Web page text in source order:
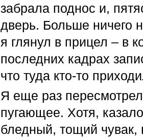
забрала поднос и,
дверь. Больше ничего
я глянул в прицел – в
последних кадрах
что туда кто-то
Я еще раз
пугающее. Хотя,
бледный, тощий